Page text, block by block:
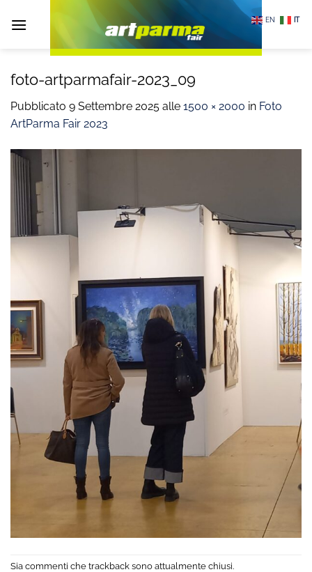
foto-artparmafair-2023_09
Pubblicato 9 Settembre 2025 alle 1500 × 2000 in Foto
ArtParma Fair 2023
Sia commenti che trackback sono attualmente chiusi.
EN IT